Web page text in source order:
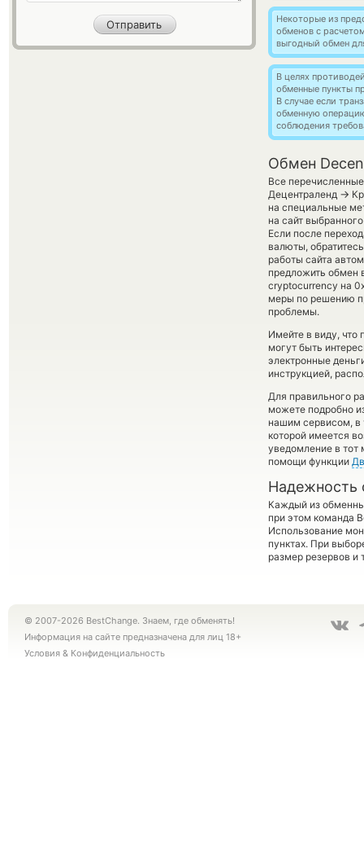
Некоторые из
обменов с
выгодный обмен
В целях
обменные пункты
В случае если
обменную
соблюдения
Обмен
Все
Децентраленд →
на специальные
на сайт
Если после
валюты,
работы сайта
предложить обмен
cryptocurrency на
меры по решению
проблемы.
Имейте в виду, что
могут быть
электронные
инструкцией,
Для правильного
можете подробно
нашим сервисом, в
которой имеется
уведомление в тот
помощи функции
Надежность
Каждый из
при этом команда
Использование
пунктах. При
размер резервов и
© 2007-2026 BestChange. Знаем, где обменять!
Информация на сайте предназначена для лиц 18+
Условия & Конфиденциальность